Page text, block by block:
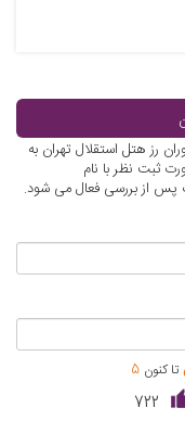
رز هتل استقلال تهران به
ثبت نظر با نام
پس از بررسی فعال می شود.
تا کنون 5
722